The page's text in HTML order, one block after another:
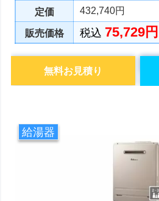
定価 432,740円
販売価格 税込 75,729円
無料お見積り
給湯器